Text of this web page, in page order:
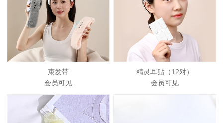
束发带
会员可见
精灵耳贴（12对）
会员可见